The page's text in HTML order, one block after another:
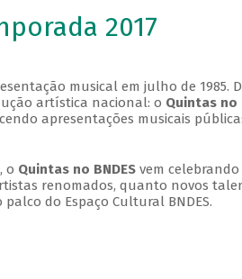
2017
musical em julho de 1985.
artística nacional: o Quintas no
apresentações musicais
o Quintas no BNDESvem celebrando
renomados, quanto novos
do Espaço Cultural BNDES.